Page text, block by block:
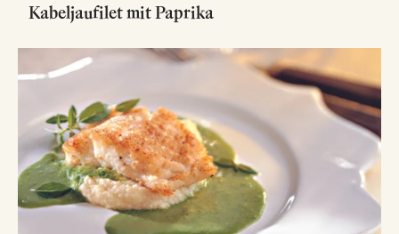
Kabeljaufilet mit Paprika